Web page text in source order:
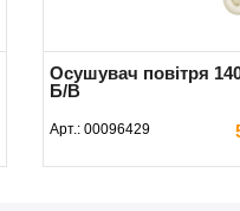
Осушувач повітря
Б/В
Арт.: 00096429
В КОШИК